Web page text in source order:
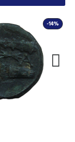
-14%